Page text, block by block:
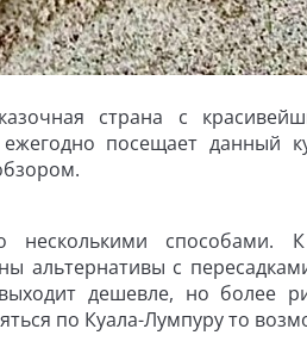
страна с
ежегодно посещает
несколькими способами.
альтернативы с
дешевле, но более
по Куала-Лумпуру то